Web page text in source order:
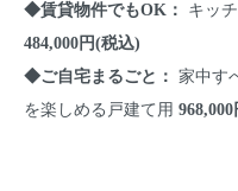
◆賃貸物件でもOK：
キッ
484,000円(税込)
◆ご自宅まるごと： 家中す
を楽しめる戸建て用